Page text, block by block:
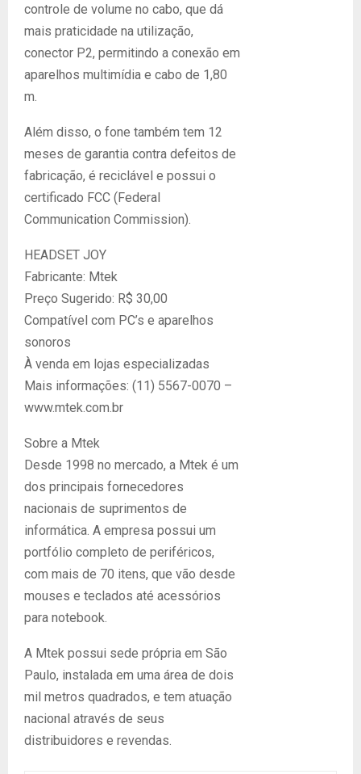
controle de volume no cabo, que dá
mais praticidade na utilização,
conector P2, permitindo a conexão em
aparelhos multimídia e cabo de 1,80
m.
Além disso, o fone também tem 12
meses de garantia contra defeitos de
fabricação, é reciclável e possui o
certificado FCC (Federal
Communication Commission).
HEADSET JOY
Fabricante: Mtek
Preço Sugerido: R$ 30,00
Compatível com PC’s e aparelhos
sonoros
À venda em lojas especializadas
Mais informações: (11) 5567-0070 –
www.mtek.com.br
Sobre a Mtek
Desde 1998 no mercado, a Mtek é um
dos principais fornecedores
nacionais de suprimentos de
informática. A empresa possui um
portfólio completo de periféricos,
com mais de 70 itens, que vão desde
mouses e teclados até acessórios
para notebook.
A Mtek possui sede própria em São
Paulo, instalada em uma área de dois
mil metros quadrados, e tem atuação
nacional através de seus
distribuidores e revendas.